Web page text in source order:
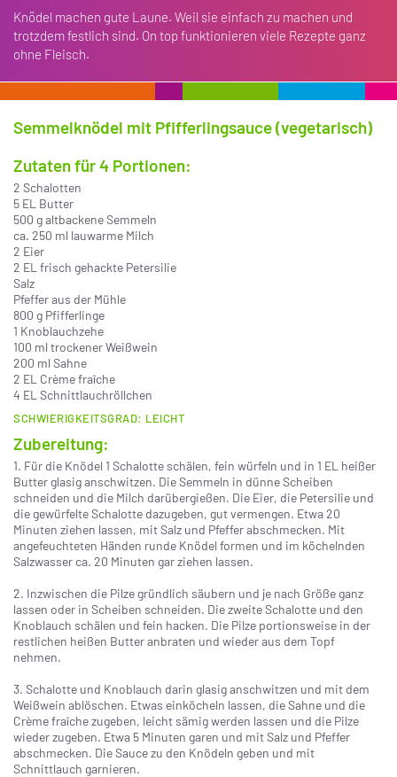
Knödel machen gute Laune. Weil sie einfach zu machen und
trotzdem festlich sind. On top funktionieren viele Rezepte ganz
ohne Fleisch.
Semmelknödel mit Pfifferlingsauce (vegetarisch)
Zutaten für 4 Portionen:
2 Schalotten
5 EL Butter
500 g altbackene Semmeln
ca. 250 ml lauwarme Milch
2 Eier
2 EL frisch gehackte Petersilie
Salz
Pfeffer aus der Mühle
800 g Pfifferlinge
1 Knoblauchzehe
100 ml trockener Weißwein
200 ml Sahne
2 EL Crème fraîche
4 EL Schnittlauchröllchen
SCHWIERIGKEITSGRAD: LEICHT
Zubereitung:
1. Für die Knödel 1 Schalotte schälen, fein würfeln und in 1 EL heißer
Butter glasig anschwitzen. Die Semmeln in dünne Scheiben
schneiden und die Milch darübergießen. Die Eier, die Petersilie und
die gewürfelte Schalotte dazugeben, gut vermengen. Etwa 20
Minuten ziehen lassen, mit Salz und Pfeffer abschmecken. Mit
angefeuchteten Händen runde Knödel formen und im köchelnden
Salzwasser ca. 20 Minuten gar ziehen lassen.
2. Inzwischen die Pilze gründlich säubern und je nach Größe ganz
lassen oder in Scheiben schneiden. Die zweite Schalotte und den
Knoblauch schälen und fein hacken. Die Pilze portionsweise in der
restlichen heißen Butter anbraten und wieder aus dem Topf
nehmen.
3. Schalotte und Knoblauch darin glasig anschwitzen und mit dem
Weißwein ablöschen. Etwas einköcheln lassen, die Sahne und die
Crème fraîche zugeben, leicht sämig werden lassen und die Pilze
wieder zugeben. Etwa 5 Minuten garen und mit Salz und Pfeffer
abschmecken. Die Sauce zu den Knödeln geben und mit
Schnittlauch garnieren.